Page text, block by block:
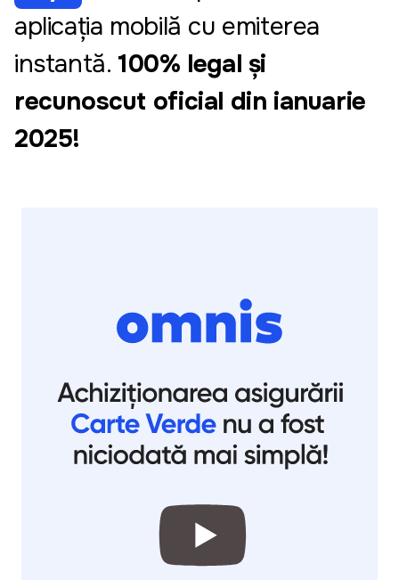
aplicația mobilă cu emiterea
instantă. 100% legal și
recunoscut oficial din ianuarie
2025!